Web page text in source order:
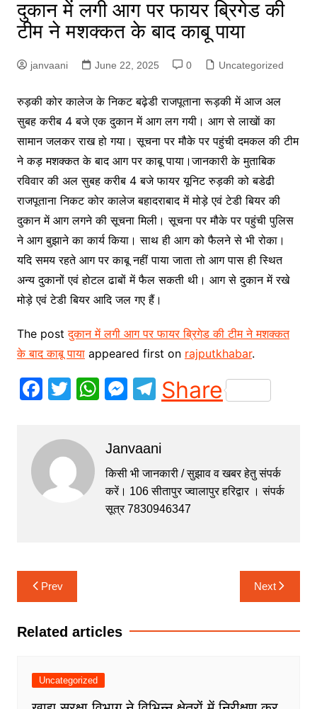
दुकान में लगी आग पर फायर ब्रिगेड की
टीम ने मशक्कत के बाद काबू पाया
janvaani June 22, 2025 0 Uncategorized
रुड़की कोर कालेज के निकट बढ़ेडी राजपूताना रूड़की में आज अल
सुबह करीब 4 बजे एक दुकान में आग लग गयी। आग से लाखाें का
सामान जलकर राख हो गया। सूचना पर मौके पर पहुंची दमकल की टीम
ने कड़ मशक्कत के बाद आग पर काबू पाया।जानकारी के मुताबिक
रविवार की अल सुबह करीब 4 बजे फायर यूनिट रुड़की को बडेढी
राजपूताना निकट कोर कालेज बहादराबाद में मोड़े एवं टेडी बियर की
दुकान में आग लगने की सूचना मिली। सूचना पर मौके पर पहुंची पुलिस
ने आग बुझाने का कार्य किया। साथ ही आग को फैलने से भी रोका।
यदि समय रहते आग पर काबू नहीं पाया जाता तो आग पास ही स्थित
अन्य दुकानों एवं होटल ढाबों में फैल सकती थी। आग से दुकान में रखे
मोड़े एवं टेडी बियर आदि जल गए हैं।
The postदुकान में लगी आग पर फायर ब्रिगेड की टीम ने मशक्कत
के बाद काबू पायाappeared first on rajputkhabar.
F
c
e
b
o
T
itt
er
W
s
A
p
p
M
s
e
n
T
el
gr
a
m
Share
Janvaani
किसी भी जानकारी / सुझाव व खबर हेतु संपर्क
करें। 106 सीतापुर ज्वालापुर हरिद्वार । संपर्क
सूत्र 7830946347
Post
navigation
Prev Next
Related articles
Uncategorized